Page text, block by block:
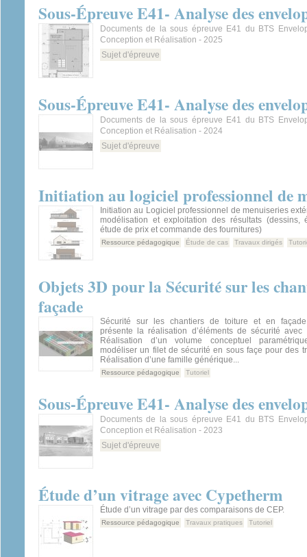
Sous-Épreuve E41- Analyse des
Documents de la sous épreuve E41 du BTS
Conception et Réalisation - 2025
Sujet d'épreuve
Sous-Épreuve E41- Analyse des
Documents de la sous épreuve E41 du BTS
Conception et Réalisation - 2024
Sujet d'épreuve
Initiation au logiciel professionnel de
Initiation au Logiciel professionnel de menuiseries
modélisation et exploitation des résultats (dessins,
étude de prix et commande des fournitures)
Ressource pédagogique Étude de cas Travaux dirigés
Objets 3D pour la Sécurité sur les
façade
Sécurité sur les chantiers de toiture et en
présente la réalisation d’éléments de sécurité avec
Réalisation d’un volume conceptuel
modéliser un filet de sécurité en sous façe pour des
Réalisation d’une famille générique...
Ressource pédagogique Tutoriel
Sous-Épreuve E41- Analyse des
Documents de la sous épreuve E41 du BTS
Conception et Réalisation - 2023
Sujet d'épreuve
Étude d’un vitrage avec Cypetherm
Étude d’un vitrage par des comparaisons de CEP.
Ressource pédagogique Travaux pratiques Tutoriel